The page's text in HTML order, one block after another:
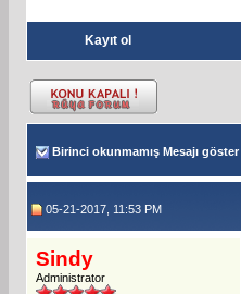
Kayıt ol
Birinci okunmamış Mesajı göster
05-21-2017, 11:53 PM
Sindy
Administrator